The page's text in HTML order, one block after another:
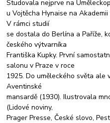
Studovala nejprve na
u Vojtěcha Hynaise na
V rámci studií
se dostala do Berlína a Paříže,
českého výtvarníka
Františka Kupky. První
salonu v Praze v roce
1925. Do uměleckého světa ale
Aventinské
mansardě (1930). Ilustrovala
(Lidové noviny,
Prager Presse, České slovo,